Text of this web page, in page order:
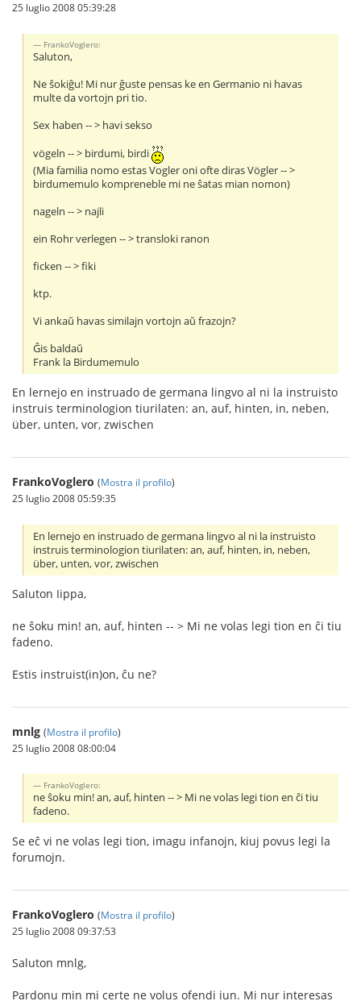
25 luglio 2008 05:39:28
FrankoVoglero:
Saluton,
Ne ŝokiĝu! Mi nur ĝuste pensas ke en Germanio ni havas
multe da vortojn pri tio.
Sex haben -- > havi sekso
vögeln -- > birdumi, birdi
(Mia familia nomo estas Vogler oni ofte diras Vögler -- >
birdumemulo kompreneble mi ne ŝatas mian nomon)
nageln -- > najli
ein Rohr verlegen -- > transloki ranon
ficken -- > fiki
ktp.
Vi ankaŭ havas similajn vortojn aŭ frazojn?
Ĝis baldaŭ
Frank la Birdumemulo
En lernejo en instruado de germana lingvo al ni la instruisto
instruis terminologion tiurilaten: an, auf, hinten, in, neben,
über, unten, vor, zwischen
FrankoVoglero (Mostra il profilo)
25 luglio 2008 05:59:35
En lernejo en instruado de germana lingvo al ni la instruisto
instruis terminologion tiurilaten: an, auf, hinten, in, neben,
über, unten, vor, zwischen
Saluton Iippa,
ne ŝoku min! an, auf, hinten -- > Mi ne volas legi tion en ĉi tiu
fadeno.
Estis instruist(in)on, ĉu ne?
mnlg (Mostra il profilo)
25 luglio 2008 08:00:04
FrankoVoglero:
ne ŝoku min! an, auf, hinten -- > Mi ne volas legi tion en ĉi tiu
fadeno.
Se eĉ vi ne volas legi tion, imagu infanojn, kiuj povus legi la
forumojn.
FrankoVoglero (Mostra il profilo)
25 luglio 2008 09:37:53
Saluton mnlg,
Pardonu min mi certe ne volus ofendi iun. Mi nur interesas